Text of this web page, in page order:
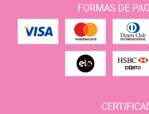
FORMAS DE